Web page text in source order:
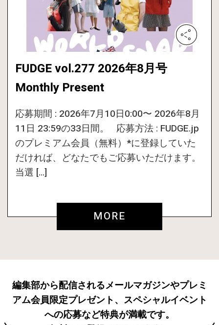
FUDGE vol.277 2026年8月号
Monthly Present
応募期間 : 2026年7月10日0:00〜 2026年8月
11日 23:59の33日間。 応募方法 : FUDGE.jp
のプレミアム会員（無料）*に登録していた
だければ、どなたでもご応募いただけます。
当選 […]
MORE
編集部から配信されるメールマガジンやプレミ
アム会員限定プレゼント、スペシャルイベント
への応募など特典が満載です。